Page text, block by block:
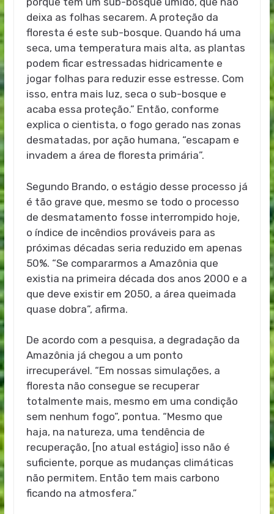
deixa as folhas secarem. A proteção da
floresta é este sub-bosque. Quando há uma
seca, uma temperatura mais alta, as plantas
podem ficar estressadas hidricamente e
jogar folhas para reduzir esse estresse. Com
isso, entra mais luz, seca o sub-bosque e
acaba essa proteção.” Então, conforme
explica o cientista, o fogo gerado nas zonas
desmatadas, por ação humana, “escapam e
invadem a área de floresta primária”.
Segundo Brando, o estágio desse processo já
é tão grave que, mesmo se todo o processo
de desmatamento fosse interrompido hoje,
o índice de incêndios prováveis para as
próximas décadas seria reduzido em apenas
50%. “Se compararmos a Amazônia que
existia na primeira década dos anos 2000 e a
que deve existir em 2050, a área queimada
quase dobra”, afirma.
De acordo com a pesquisa, a degradação da
Amazônia já chegou a um ponto
irrecuperável. “Em nossas simulações, a
floresta não consegue se recuperar
totalmente mais, mesmo em uma condição
sem nenhum fogo”, pontua. “Mesmo que
haja, na natureza, uma tendência de
recuperação, [no atual estágio] isso não é
suficiente, porque as mudanças climáticas
não permitem. Então tem mais carbono
ficando na atmosfera.”